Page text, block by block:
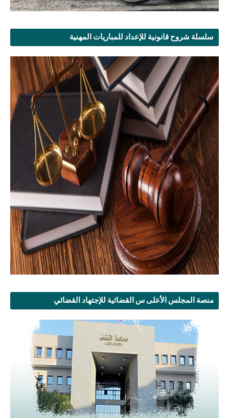
سلسلة شروح قانونية للإعداد للمباريات المهنية
منصة المجلس الأعلى س القضائية للإجتهاد القضائي